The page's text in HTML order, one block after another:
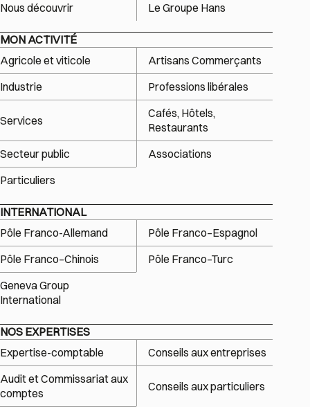
Nous découvrir
Le Groupe Hans
MON ACTIVITÉ
Agricole et viticole
Artisans Commerçants
Industrie
Professions libérales
Services
Cafés, Hôtels,
Restaurants
Secteur public
Associations
Particuliers
INTERNATIONAL
Pôle Franco-Allemand
Pôle Franco–Espagnol
Pôle Franco–Chinois
Pôle Franco–Turc
Geneva Group
International
NOS EXPERTISES
Expertise-comptable
Conseils aux entreprises
Audit et Commissariat aux
comptes
Conseils aux particuliers